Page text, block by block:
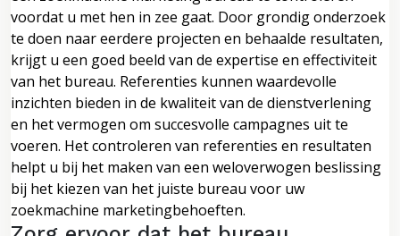
voordat u met hen in zee gaat. Door grondig onderzoek
te doen naar eerdere projecten en behaalde resultaten,
krijgt u een goed beeld van de expertise en effectiviteit
van het bureau. Referenties kunnen waardevolle
inzichten bieden in de kwaliteit van de dienstverlening
en het vermogen om succesvolle campagnes uit te
voeren. Het controleren van referenties en resultaten
helpt u bij het maken van een weloverwogen beslissing
bij het kiezen van het juiste bureau voor uw
zoekmachine marketingbehoeften.